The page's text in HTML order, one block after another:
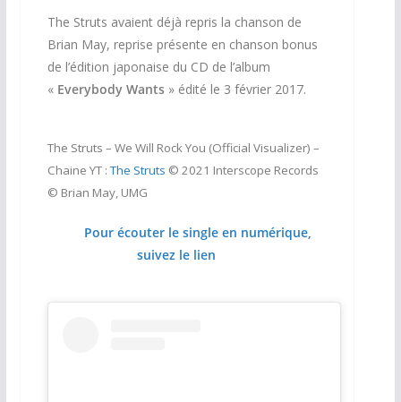
The Struts avaient déjà repris la chanson de
Brian May, reprise présente en chanson bonus
de l’édition japonaise du CD de l’album
« Everybody Wants» édité le 3 février 2017.
The Struts – We Will Rock You (Official Visualizer) –
Chaine YT :The Struts © 2021 Interscope Records
© Brian May, UMG
Pour écouter le single en numérique,
suivez le lien